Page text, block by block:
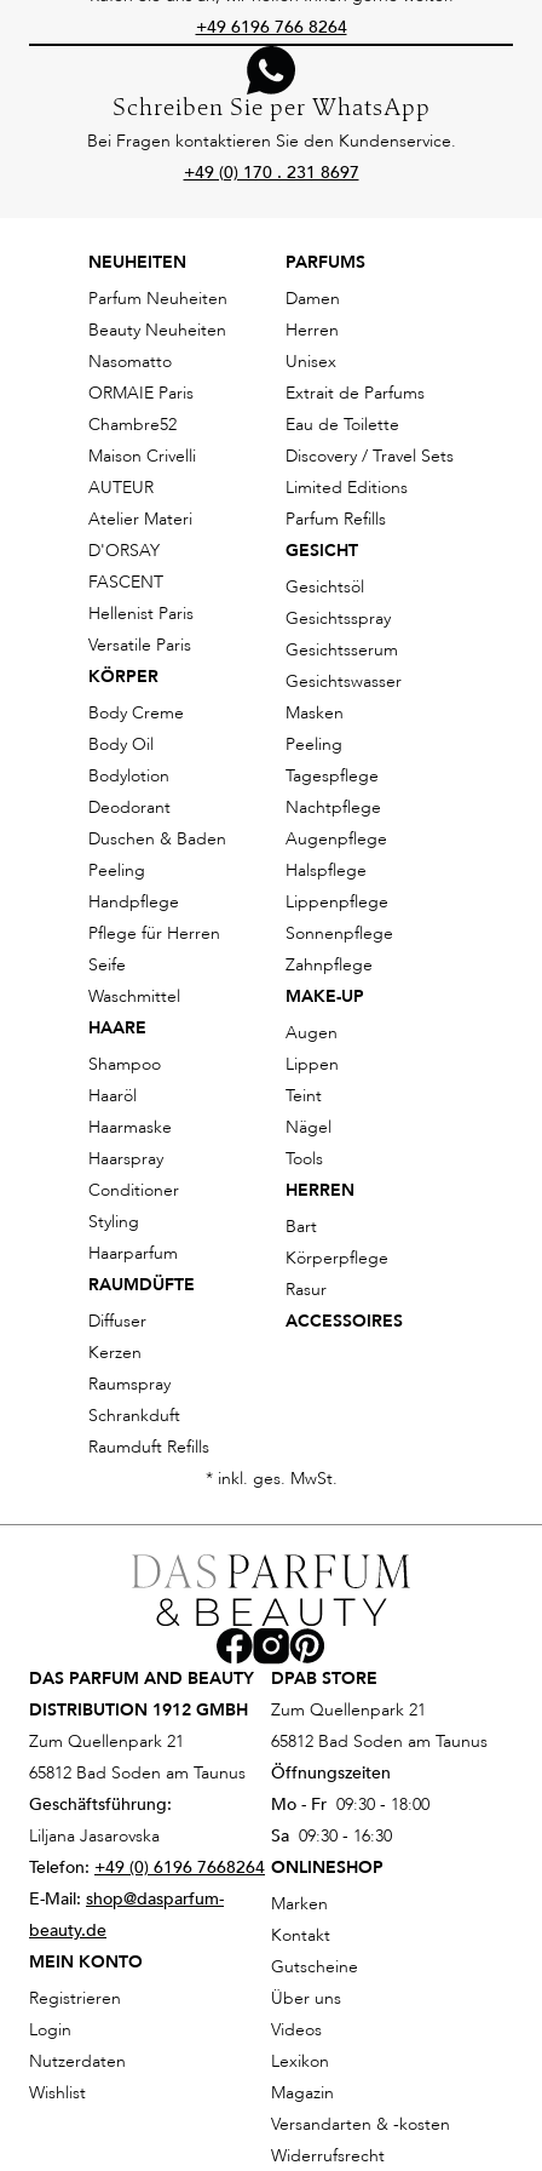
Fahren Sie mit einem Moisturizer fort.
Tata Harper Hyaluronic Gel Moisturizer:
Der Hyaluronic Gel Moisturizer von Tata Harper eignet sich aufgrund
seiner leichten Textur besonders gut für ölige Haut bis Mischhaut.
Auch in heißen Sommermonaten ist der mit 37
Hochleistungsinhaltsstoffen angereicherte Hyaluron-Moisturizer
bewahren die Haut vor Alterserscheinungen, ohne sie zu
überpflegen.
Tragen Sie den Hyaluronic Gel Moisturizer von Tata Harper nach der
Tata Harper Eye Cream auf und massieren Sie ihn sanft in Ihr Gesicht
und Ihren Hals ein. Den Moisturizer können Sie morgens und
abends auftragen.
von Tata Harper. Sie bekämpft mit 43 Hochleistungsinhaltsstoffen die
Zeichen der Hautalterung. Natürliche Antioxidantien, essenzielle
Fettsäuren und Vitamin E verleihen der Haut einen sofort
gesundes Hautbild.
Die Crème Riche wird nach der Tata Harper Eye Cream aufgetragen.
Verreiben Sie eine erbsengroße Menge der reichhaltigen
Feuchtigkeitscreme in Ihren frisch gewaschenen Händen bis sie sich
in eine weiße cremige Textur verwandelt. Massieren Sie sie
anschließend mit kreisförmigen Bewegungen in Gesicht und Hals
ein. Die Crème Riche von Tata Harper kann morgens und abends
Nachtpflege
Auf der Internetseite der Luxusmarke Tata Harper für besonders
natürliche Pflegeprodukte haben Sie außerdem die Möglichkeit
Online Produktberatung
wahrzunehmen, die Ihnen auch
weiterhelfen könnte.
Hier präsentieren wir Ihnen noch ein Video von Tata Harper persönlich,
in dem sie ein paar ihrer Produkte vorstellt. Die besonders natürlichen
Pflegeprodukte von Tata Harper erhalten Sie ab sofort in Ihrem
exklusiven Online Shop für Nischendüfte und Premium-
Pflegeprodukte DASPARFUM & Beauty.
+49 6196 766 8264
Schreiben Sie per WhatsApp
Bei Fragen kontaktieren Sie den Kundenservice.
+49 (0) 170 . 231 8697
NEUHEITEN
Parfum Neuheiten
Beauty Neuheiten
Nasomatto
ORMAIE Paris
Chambre52
Maison Crivelli
AUTEUR
Atelier Materi
D'ORSAY
FASCENT
Hellenist Paris
Versatile Paris
KÖRPER
Body Creme
Body Oil
Bodylotion
Deodorant
Duschen & Baden
Peeling
Handpflege
Pflege für Herren
Seife
Waschmittel
HAARE
Shampoo
Haaröl
Haarmaske
Haarspray
Conditioner
Styling
Haarparfum
RAUMDÜFTE
Diffuser
Kerzen
Raumspray
Schrankduft
Raumduft Refills
PARFUMS
Damen
Herren
Unisex
Extrait de Parfums
Eau de Toilette
Discovery / Travel Sets
Limited Editions
Parfum Refills
GESICHT
Gesichtsöl
Gesichtsspray
Gesichtsserum
Gesichtswasser
Masken
Peeling
Tagespflege
Nachtpflege
Augenpflege
Halspflege
Lippenpflege
Sonnenpflege
Zahnpflege
MAKE-UP
Augen
Lippen
Teint
Nägel
Tools
HERREN
Bart
Körperpflege
Rasur
ACCESSOIRES
* inkl. ges. MwSt.
DAS PARFUM AND BEAUTY
DISTRIBUTION 1912 GMBH
Zum Quellenpark 21
65812 Bad Soden am Taunus
Geschäftsführung:
Liljana Jasarovska
Telefon: +49 (0) 6196 7668264
E-Mail: shop@dasparfum-
beauty.de
MEIN KONTO
Registrieren
Login
Nutzerdaten
Wishlist
DPAB STORE
Zum Quellenpark 21
65812 Bad Soden am Taunus
Öffnungszeiten
Mo - Fr 09:30 - 18:00
Sa 09:30 - 16:30
ONLINESHOP
Marken
Kontakt
Gutscheine
Über uns
Videos
Lexikon
Magazin
Versandarten & -kosten
Widerrufsrecht